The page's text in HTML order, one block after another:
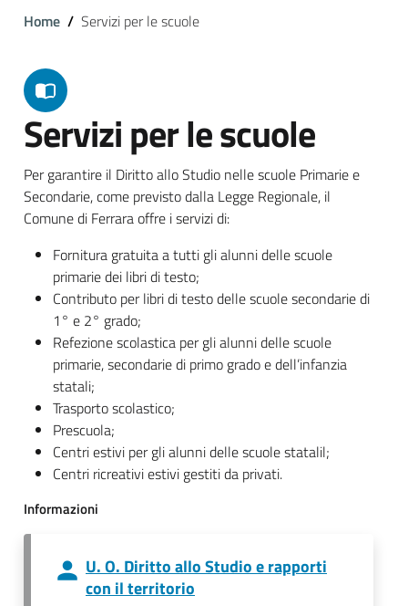
Home Servizi per le scuole
Servizi per le scuole
Per garantire il Diritto allo Studio nelle scuole Primarie e
Secondarie, come previsto dalla Legge Regionale, il
Comune di Ferrara offre i servizi di:
Fornitura gratuita a tutti gli alunni delle scuole
primarie dei libri di testo;
Contributo per libri di testo delle scuole secondarie di
1° e 2° grado;
Refezione scolastica per gli alunni delle scuole
primarie, secondarie di primo grado e dell’infanzia
statali;
Trasporto scolastico;
Prescuola;
Centri estivi per gli alunni delle scuole statalil;
Centri ricreativi estivi gestiti da privati.
Informazioni
U. O. Diritto allo Studio e rapporti
con il territorio